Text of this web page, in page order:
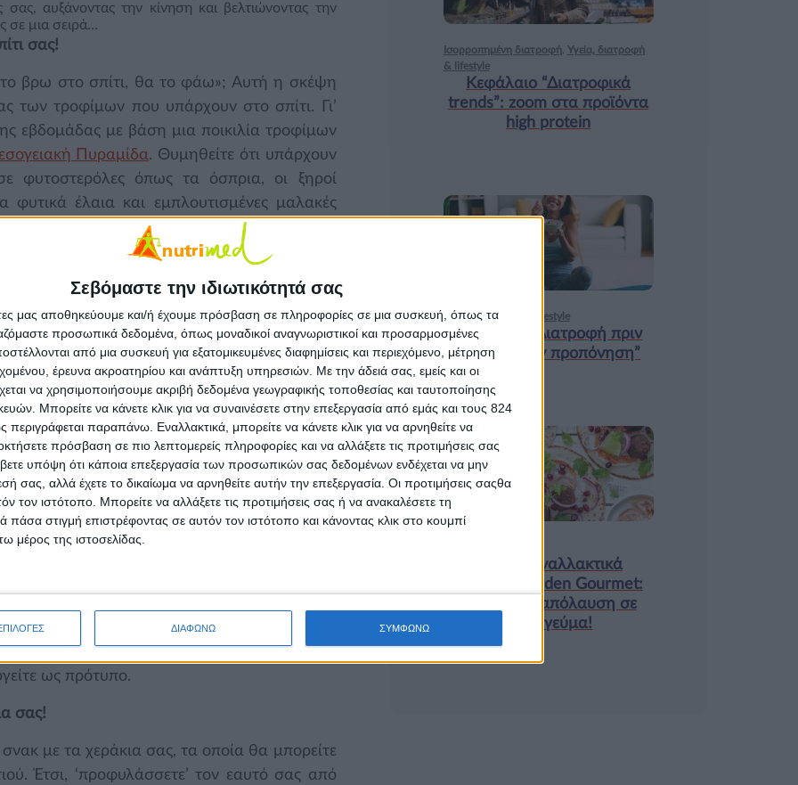
Σεβόμαστε την ιδιωτικότητά σας
μας αποθηκεύουμε και/ή έχουμε πρόσβαση σε πληροφορίες σε μια συσκευή, όπως τα
προσωπικά δεδομένα, όπως μοναδικοί αναγνωριστικοί και προσαρμοσμένες
από μια συσκευή για εξατομικευμένες διαφημίσεις και περιεχόμενο, μέτρηση
έρευνα ακροατηρίου και ανάπτυξη υπηρεσιών. Με την άδειά σας, εμείς και οι
να χρησιμοποιήσουμε ακριβή δεδομένα γεωγραφικής τοποθεσίας και ταυτοποίησης
Μπορείτε να κάνετε κλικ για να συναινέσετε στην επεξεργασία από εμάς και τους 824
παραπάνω. Εναλλακτικά, μπορείτε να κάνετε κλικ για να αρνηθείτε να
πρόσβαση σε πιο λεπτομερείς πληροφορίες και να αλλάξετε τις προτιμήσεις σας
υπόψη ότι κάποια επεξεργασία των προσωπικών σας δεδομένων ενδέχεται να μην
σας, αλλά έχετε το δικαίωμα να αρνηθείτε αυτήν την επεξεργασία. Οι προτιμήσεις σαςθα
τον ιστότοπο. Μπορείτε να αλλάξετε τις προτιμήσεις σας ή να ανακαλέσετε τη
στιγμή επιστρέφοντας σε αυτόν τον ιστότοπο και κάνοντας κλικ στο κουμπί
μέρος της ιστοσελίδας.
ΔΙΑΦΩΝΩ ΣΥΜΦΩΝΩ
αυξάνοντας την κίνηση και βελτιώνοντας την
σε μια σειρά…
σας!
το βρω στο σπίτι, θα το φάω»; Αυτή η σκέψη
των τροφίμων που υπάρχουν στο σπίτι. Γι’
εβδομάδας με βάση μια ποικιλία τροφίμων
Πυραμίδα. Θυμηθείτε ότι υπάρχουν
φυτοστερόλες όπως τα όσπρια, οι ξηροί
φυτικά έλαια και εμπλουτισμένες μαλακές
σε μεγαλύτερη αναλογία στο καλάθι σας
στο αίμα.
σας!
της καρδιάς οδηγεί και στην κατανάλωσή
βρίσκονται σε εμφανή σημεία. Μπορείτε να
τραπέζι, το ψωμί ολικής άλεσης στην
και γενικά, όλα τα προϊόντα ολικής άλεσης
Αντίθετα, η θέση των γλυκών και αλμυρών
και αλάτι, καλό είναι να βρίσκονται σε
άμεση οπτική επαφή.
των γευμάτων!
για 1 μέρα, και αφήστε κάθε μέλος της
γεύμα. Μπορείτε να ενθαρρύνετε τα
τις ετικέτες από τα τρόφιμα που
μέλη της οικογένειας να πλύνουν τα
τον τρόπο τα παιδιά εκπαιδεύονται σε
ως πρότυπο.
σας!
με τα χεράκια σας, τα οποία θα μπορείτε
Έτσι, ‘προφυλάσσετε’ τον εαυτό σας από
Ισορροπημένη διατροφή, Υγεία, διατροφή
& lifestyle
Κεφάλαιο “Διατροφικά
trends”: zoοm στα προϊόντα
high protein
Υγεία, διατροφή & lifestyle
Κεφάλαιο “Διατροφή πριν
και μετά την προπόνηση”
Φυτικά Εναλλακτικά
Κρέατος Garden Gourmet:
θρέψη και απόλαυση σε
κάθε γεύμα!